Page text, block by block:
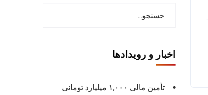
اخبار و رویدادها
تأمین مالی ۱,۰۰۰ میلیارد تومانی